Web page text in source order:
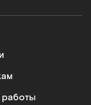
или ручным
складные и
работы